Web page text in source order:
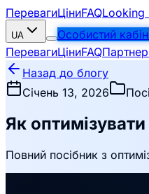
ПеревагиЦіниFAQLooking
UA Особистий
ПеревагиЦіниFAQ
Назад до блогу
Січень 13, 2026
Як
Повний посібник з